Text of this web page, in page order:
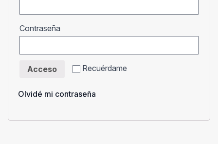
Contraseña
Recuérdame
Acceso
Olvidé mi contraseña